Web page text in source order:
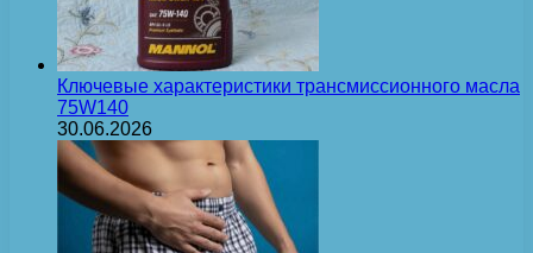
Ключевые характеристики трансмиссионного масла
75W140
30.06.2026